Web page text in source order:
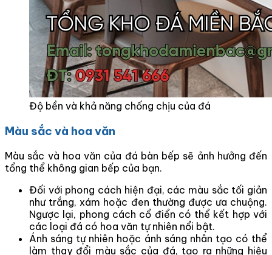
Độ bền và khả năng chống chịu của đá
Màu sắc và hoa văn
Màu sắc và hoa văn của đá bàn bếp sẽ ảnh hưởng đến
tổng thể không gian bếp của bạn.
Đối với phong cách hiện đại, các màu sắc tối giản
như trắng, xám hoặc đen thường được ưa chuộng.
Ngược lại, phong cách cổ điển có thể kết hợp với
các loại đá có hoa văn tự nhiên nổi bật.
Ánh sáng tự nhiên hoặc ánh sáng nhân tạo có thể
làm thay đổi màu sắc của đá, tạo ra những hiệu